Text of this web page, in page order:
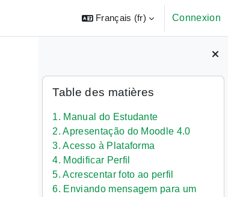
Français ‎(fr)‎ Connexion
Blocs
Passer Table des matières
Table des matières
1. Manual do Estudante
2. Apresentação do Moodle 4.0
3. Acesso à Plataforma
4. Modificar Perfil
5. Acrescentar foto ao perfil
6. Enviando mensagem para um